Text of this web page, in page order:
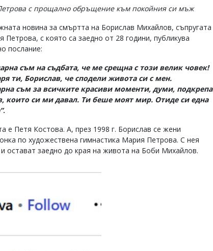
с прощално обръщение към покойния си мъж
новина за смъртта на Борислав Михайлов, съпругата
Петрова, с която са заедно от 28 години, публикува
послание:
съм на съдбата, че ме срещна с този велик човек!
ти, Борислав, че сподели живота си с мен.
съм за всичките красиви моменти, думи, подкрепа
които си ми давал. Ти беше моят мир. Отиде си една
.
е Петя Костова. А, през 1998 г. Борислав се жени
по художествена гимнастика Мария Петрова. С нея
остават заедно до края на живота на Боби Михайлов.